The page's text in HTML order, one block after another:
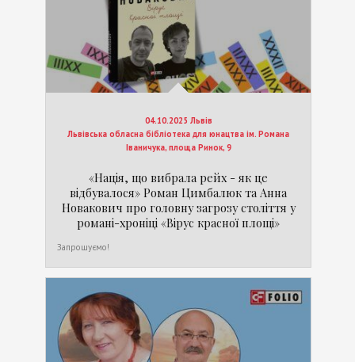
04.10.2025 Львів
Львівська обласна бібліотека для юнацтва ім. Романа
Іваничука, площа Ринок, 9
«Нація, що вибрала рейх - як це
відбувалося» Роман Цимбалюк та Анна
Новакович про головну загрозу століття у
романі-хроніці «Вірус красної площі»
Запрошуємо!